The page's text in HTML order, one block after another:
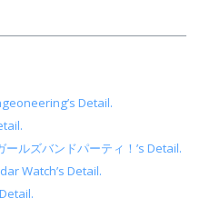
Detail.
ルズバンドパーティ！’s Detail.
Watch’s Detail.